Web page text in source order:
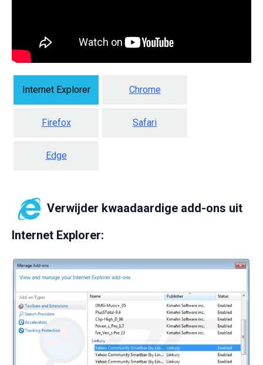
Internet Explorer Chrome
Firefox Safari
Edge
Verwijder kwaadaardige add-ons uit
Internet Explorer: